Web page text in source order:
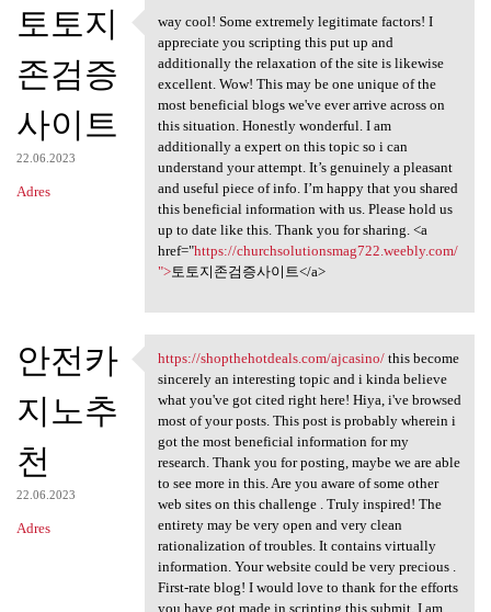
토토지
존검증
사이트
22.06.2023
Adres
way cool! Some extremely
way cool! Some extremely legitimate factors! I
appreciate you scripting this put up and
additionally the relaxation of the site is likewise
excellent. Wow! This may be one unique of the
most beneficial blogs we've ever arrive across on
this situation. Honestly wonderful. I am
additionally a expert on this topic so i can
understand your attempt. It’s genuinely a pleasant
and useful piece of info. I’m happy that you shared
this beneficial information with us. Please hold us
up to date like this. Thank you for sharing. <a
href="https://churchsolutionsmag722.weebly.com/
">토토지존검증사이트</a>
안전카
지노추
천
22.06.2023
Adres
https://shopthehotdeals.com
https://shopthehotdeals.com/ajcasino/this become
sincerely an interesting topic and i kinda believe
what you've got cited right here! Hiya, i've browsed
most of your posts. This post is probably wherein i
got the most beneficial information for my
research. Thank you for posting, maybe we are able
to see more in this. Are you aware of some other
web sites on this challenge . Truly inspired! The
entirety may be very open and very clean
rationalization of troubles. It contains virtually
information. Your website could be very precious .
First-rate blog! I would love to thank for the efforts
you have got made in scripting this submit. I am